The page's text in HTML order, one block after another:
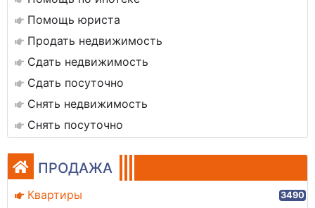
Помощь юриста
Продать недвижимость
Сдать недвижимость
Сдать посуточно
Снять недвижимость
Снять посуточно
ПРОДАЖА
Квартиры 3490